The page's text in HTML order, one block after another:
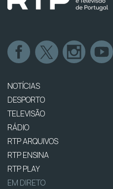
NOTÍCIAS
DESPORTO
TELEVISÃO
RÁDIO
RTP ARQUIVOS
RTP ENSINA
RTP PLAY
EM DIRETO